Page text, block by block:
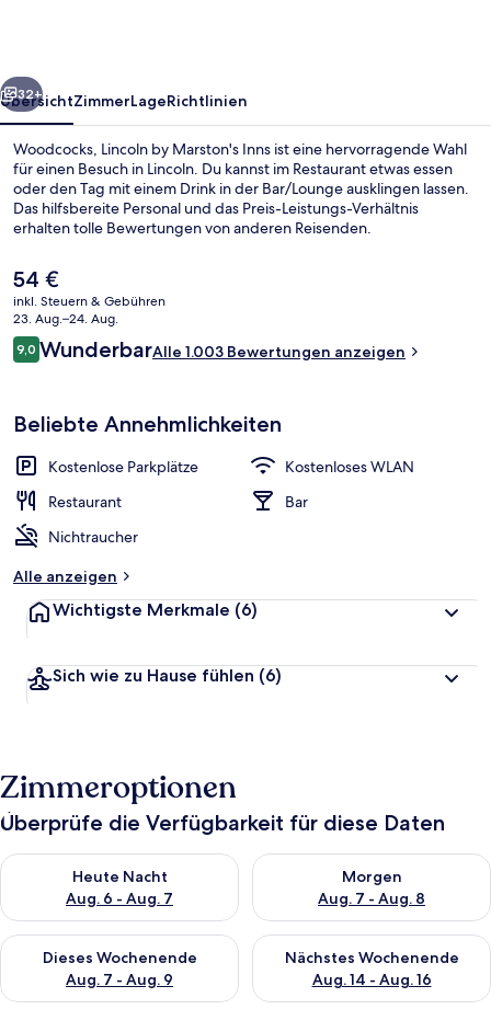
Weiter
32+
ÜbersichtZimmerLageRichtlinien
Woodcocks, Lincoln by Marston's Inns ist eine hervorragende Wahl
für einen Besuch in Lincoln. Du kannst im Restaurant etwas essen
oder den Tag mit einem Drink in der Bar/Lounge ausklingen lassen.
Das hilfsbereite Personal und das Preis-Leistungs-Verhältnis
erhalten tolle Bewertungen von anderen Reisenden.
Der
aktuelle
Preis
beträgt
54 €.
54 €
inkl. Steuern & Gebühren
23. Aug.–24. Aug.
Bewertungen
9,09,0 von 10.
WunderbarAlle 1.003 Bewertungen anzeigen
Beliebte Annehmlichkeiten
Kostenlose Parkplätze
Kostenloses WLAN
Restaurant
Bar
Nichtraucher
Alle anzeigen
Wichtigste Merkmale (6)
Sich wie zu Hause fühlen (6)
Zimmeroptionen
Überprüfe die Verfügbarkeit für diese Daten
Heute Nacht
Aug. 6 - Aug. 7
Überprüfe die Verfügbarkeit für heute Nacht, Aug. 6 - Aug. 7.
Morgen
Aug. 7 - Aug. 8
Überprüfe die Verfügbarkeit
Dieses Wochenende
Aug. 7 - Aug. 9
Überprüfe die Verfügbarkeit für dieses Wochenende, Aug. 7
Nächstes Wochenende
Aug. 14 - Aug. 16
Überprüfe die Verfügbarkeit